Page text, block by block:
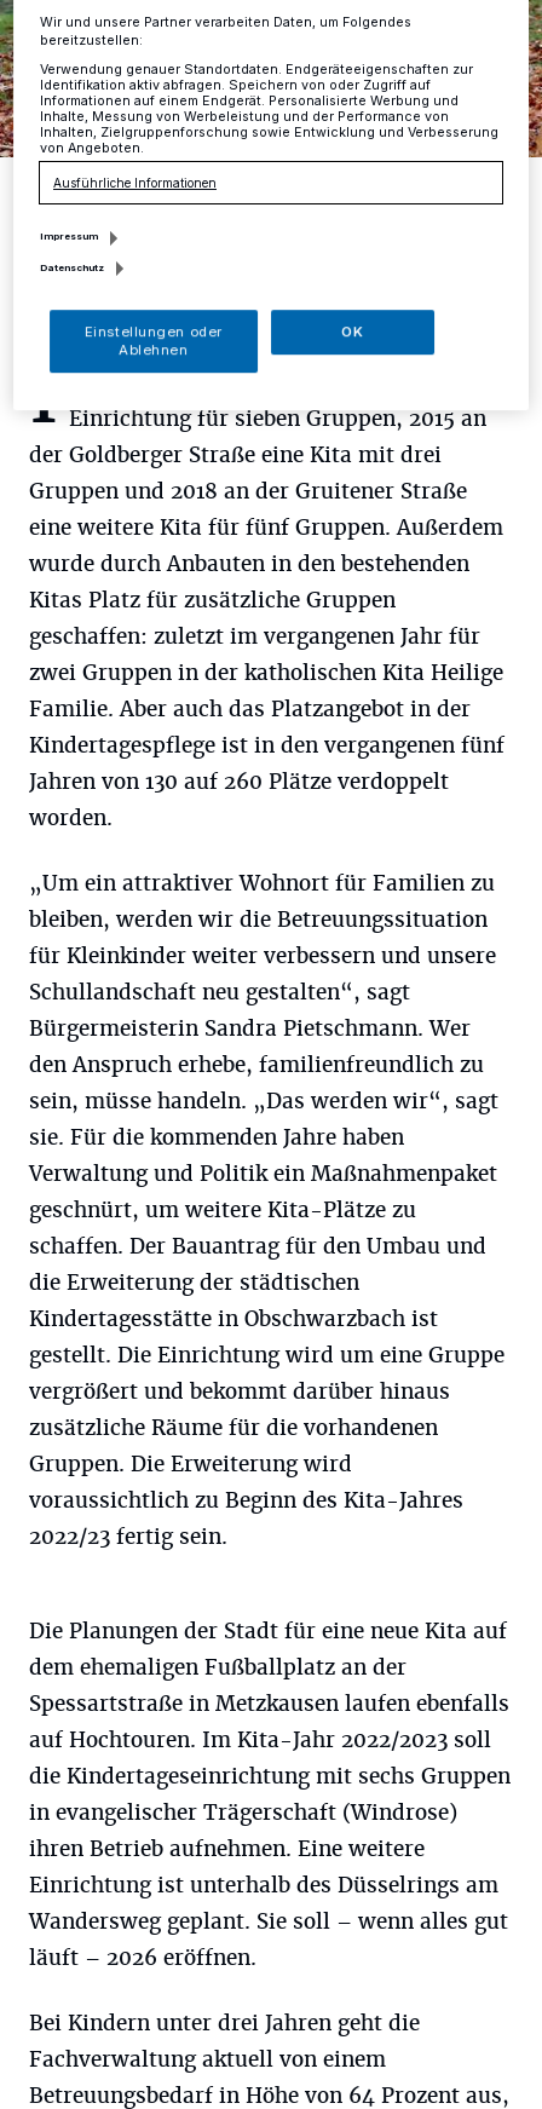
Kinderbetreuung – ein wichtiges Thema, nicht nur in Zeiten der
Pandemi.
I n der Kirchendelle öffnete 2014 eine neue
Einrichtung für sieben Gruppen, 2015 an
der Goldberger Straße eine Kita mit drei
Gruppen und 2018 an der Gruitener Straße
eine weitere Kita für fünf Gruppen. Außerdem
wurde durch Anbauten in den bestehenden
Kitas Platz für zusätzliche Gruppen
geschaffen: zuletzt im vergangenen Jahr für
zwei Gruppen in der katholischen Kita Heilige
Familie. Aber auch das Platzangebot in der
Kindertagespflege ist in den vergangenen fünf
Jahren von 130 auf 260 Plätze verdoppelt
worden.
„Um ein attraktiver Wohnort für Familien zu
bleiben, werden wir die Betreuungssituation
für Kleinkinder weiter verbessern und unsere
Schullandschaft neu gestalten“, sagt
Bürgermeisterin Sandra Pietschmann. Wer
den Anspruch erhebe, familienfreundlich zu
sein, müsse handeln. „Das werden wir“, sagt
sie. Für die kommenden Jahre haben
Verwaltung und Politik ein Maßnahmenpaket
geschnürt, um weitere Kita-Plätze zu
schaffen. Der Bauantrag für den Umbau und
die Erweiterung der städtischen
Kindertagesstätte in Obschwarzbach ist
gestellt. Die Einrichtung wird um eine Gruppe
vergrößert und bekommt darüber hinaus
zusätzliche Räume für die vorhandenen
Gruppen. Die Erweiterung wird
voraussichtlich zu Beginn des Kita-Jahres
2022/23 fertig sein.
Die Planungen der Stadt für eine neue Kita auf
dem ehemaligen Fußballplatz an der
Spessartstraße in Metzkausen laufen ebenfalls
auf Hochtouren. Im Kita-Jahr 2022/2023 soll
die Kindertageseinrichtung mit sechs Gruppen
in evangelischer Trägerschaft (Windrose)
ihren Betrieb aufnehmen. Eine weitere
Einrichtung ist unterhalb des Düsselrings am
Wandersweg geplant. Sie soll – wenn alles gut
läuft – 2026 eröffnen.
Bei Kindern unter drei Jahren geht die
Fachverwaltung aktuell von einem
Betreuungsbedarf in Höhe von 64 Prozent aus,
Wir und unsere Partner verarbeiten Daten, um Folgendes
bereitzustellen:
Verwendung genauer Standortdaten. Endgeräteeigenschaften zur
Identifikation aktiv abfragen. Speichern von oder Zugriff auf
Informationen auf einem Endgerät. Personalisierte Werbung und
Inhalte, Messung von Werbeleistung und der Performance von
Inhalten, Zielgruppenforschung sowie Entwicklung und Verbesserung
von Angeboten.
Ausführliche Informationen
Impressum
Datenschutz
Einstellungen oder
Ablehnen
OK